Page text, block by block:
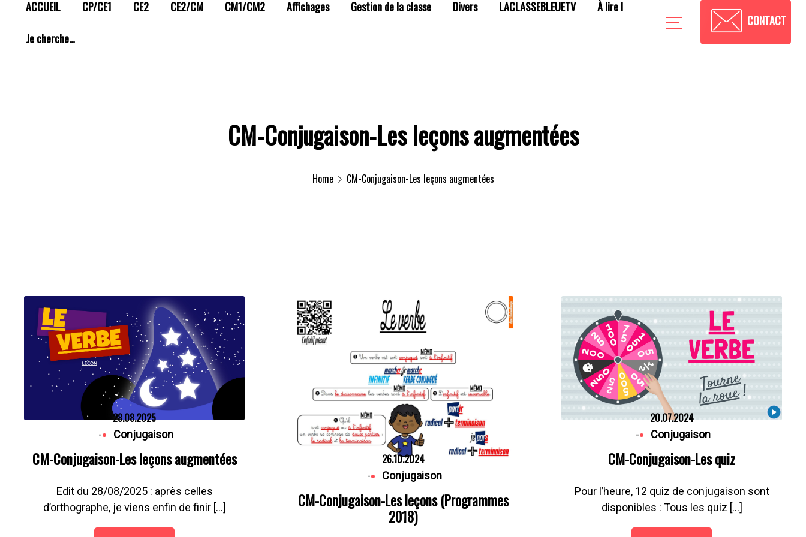
ACCUEIL CP/CE1 CE2 CE2/CM CM1/CM2 Affichages Gestion de la classe Divers LACLASSEBLEUETV À lire !
Je cherche…
CONTACT
CM-Conjugaison-Les leçons augmentées
Home CM-Conjugaison-Les leçons augmentées
28.08.2025
- Conjugaison
CM-Conjugaison-Les leçons augmentées
Edit du 28/08/2025 : après celles
d’orthographe, je viens enfin de finir […]
26.10.2024
- Conjugaison
CM-Conjugaison-Les leçons (Programmes
2018)
20.07.2024
- Conjugaison
CM-Conjugaison-Les quiz
Pour l’heure, 12 quiz de conjugaison sont
disponibles : Tous les quiz […]